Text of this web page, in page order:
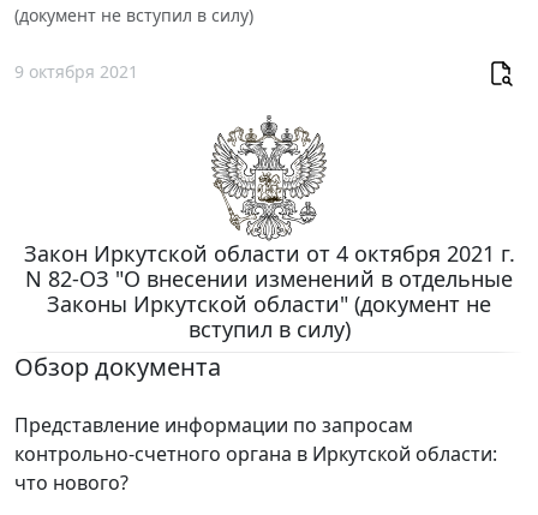
(документ не вступил в силу)
9 октября 2021
Закон Иркутской области от 4 октября 2021 г.
N 82-ОЗ "О внесении изменений в отдельные
Законы Иркутской области" (документ не
вступил в силу)
Обзор документа
Представление информации по запросам
контрольно-счетного органа в Иркутской области:
что нового?